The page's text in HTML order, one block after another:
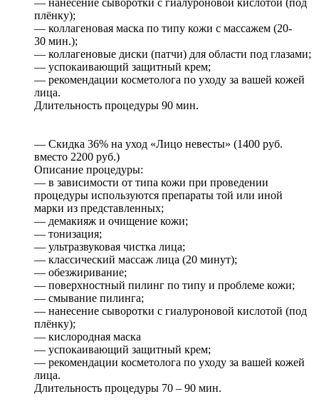
плёнку);
— коллагеновая маска по типу кожи с массажем (20-
30 мин.);
— коллагеновые диски (патчи) для области под глазами;
— успокаивающий защитный крем;
— рекомендации косметолога по уходу за вашей кожей
лица.
Длительность процедуры 90 мин.
— Скидка 36% на уход «Лицо невесты» (1400 руб.
вместо 2200 руб.)
Описание процедуры:
— в зависимости от типа кожи при проведении
процедуры используются препараты той или иной
марки из представленных;
— демакияж и очищение кожи;
— тонизация;
— ультразвуковая чистка лица;
— классический массаж лица (20 минут);
— обезжиривание;
— поверхностный пилинг по типу и проблеме кожи;
— смывание пилинга;
— нанесение сыворотки с гиалуроновой кислотой (под
плёнку);
— кислородная маска
— успокаивающий защитный крем;
— рекомендации косметолога по уходу за вашей кожей
лица.
Длительность процедуры 70 – 90 мин.